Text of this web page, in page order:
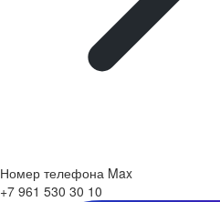
Номер телефона Max
+7 961 530 30 10